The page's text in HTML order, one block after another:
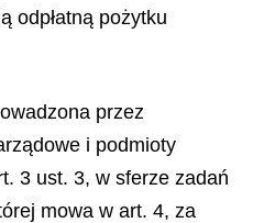
odpłatną pożytku
przez
i podmioty
3 ust. 3, w sferze zadań
mowa w art. 4, za